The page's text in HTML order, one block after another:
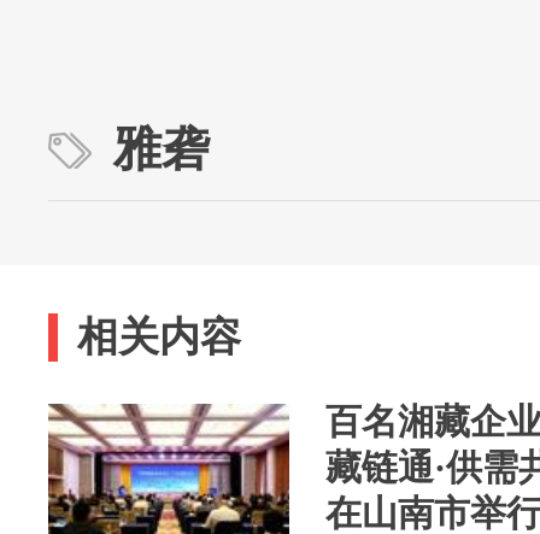
雅砻
相关内容
百名湘藏企
藏链通·供需
在山南市举